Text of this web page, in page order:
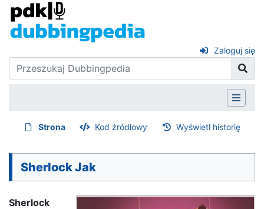
Zaloguj się
Strona Kod źródłowy Wyświetl historię
Sherlock Jak
Sherlock